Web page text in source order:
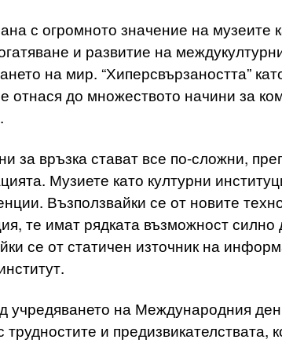
с огромното значение на музеите
и развитие на
на мир. “Хиперсвързаността”
отнася до множеството начини за
за връзка стават все по-сложни,
Музиете като културни
Възползвайки се от новите
те имат рядката възможност
се от статичен източник на
учредяването на Международния
трудностите и предизвикателствата,